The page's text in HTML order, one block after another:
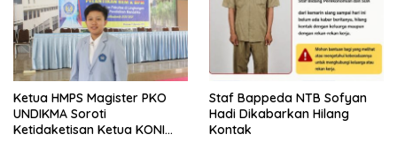
Ketua HMPS Magister PKO
UNDIKMA Soroti
Ketidaketisan Ketua KONI
Staf Bappeda NTB Sofyan
Hadi Dikabarkan Hilang
Kontak